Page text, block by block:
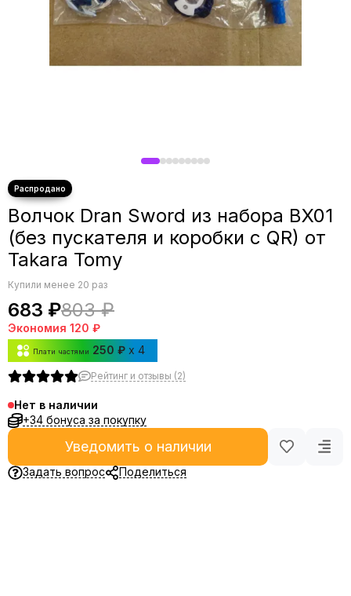
Волчок Dran Sword из набора BX01
(без пускателя и коробки с QR) от
Takara Tomy
Купили менее 20 раз
683 ₽803 ₽
Экономия 120 ₽
Плати частями 250 ₽ x 4
Рейтинг и отзывы (2)
Нет в наличии
+34 бонуса за покупку
Уведомить о наличии
Задать вопрос Поделиться